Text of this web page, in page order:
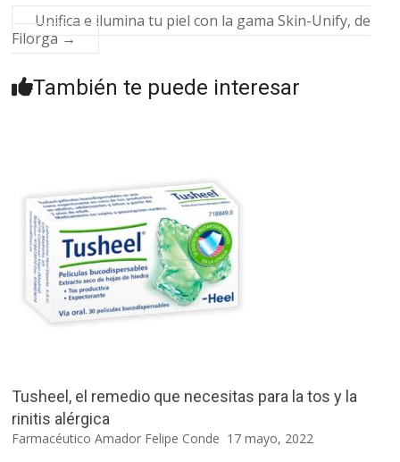
Unifica e ilumina tu piel con la gama Skin-Unify, de
Filorga →
También te puede interesar
Tusheel, el remedio que necesitas para la tos y la
rinitis alérgica
Farmacéutico Amador Felipe Conde 17 mayo, 2022